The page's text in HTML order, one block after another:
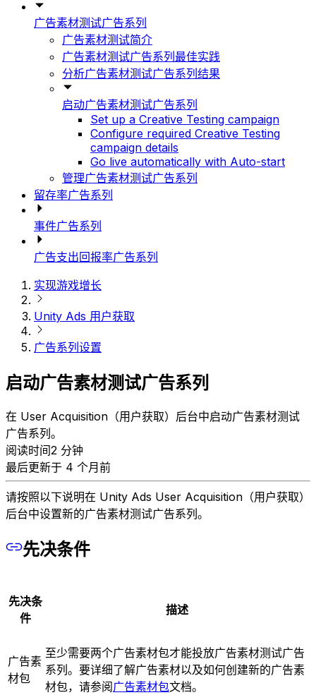
广告素材测试广告系列
广告素材测试简介
广告素材测试广告系列最佳实践
分析广告素材测试广告系列结果
启动广告素材测试广告系列
Set up a Creative Testing campaign
Configure required Creative Testing
campaign details
Go live automatically with Auto-start
管理广告素材测试广告系列
留存率广告系列
事件广告系列
广告支出回报率广告系列
实现游戏增长
Unity Ads 用户获取
广告系列设置
启动广告素材测试广告系列
在 User Acquisition（用户获取）后台中启动广告素材测试
广告系列。
阅读时间2 分钟
最后更新于 4 个月前
请按照以下说明在 Unity Ads User Acquisition（用户获取）
后台中设置新的广告素材测试广告系列。
先决条件
先决条
件
描述
广告素
材包
至少需要两个广告素材包才能投放广告素材测试广告
系列。要详细了解广告素材以及如何创建新的广告素
材包，请参阅广告素材包文档。